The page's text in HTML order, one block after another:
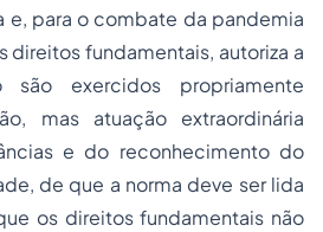
e, para o combate da pandemia
direitos fundamentais, autoriza a
são exercidos propriamente
mas atuação extraordinária
e do reconhecimento do
de que a norma deve ser lida
os direitos fundamentais não